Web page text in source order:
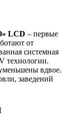
LCD – первые
от
системная
технологии.
вдвое.
заведений